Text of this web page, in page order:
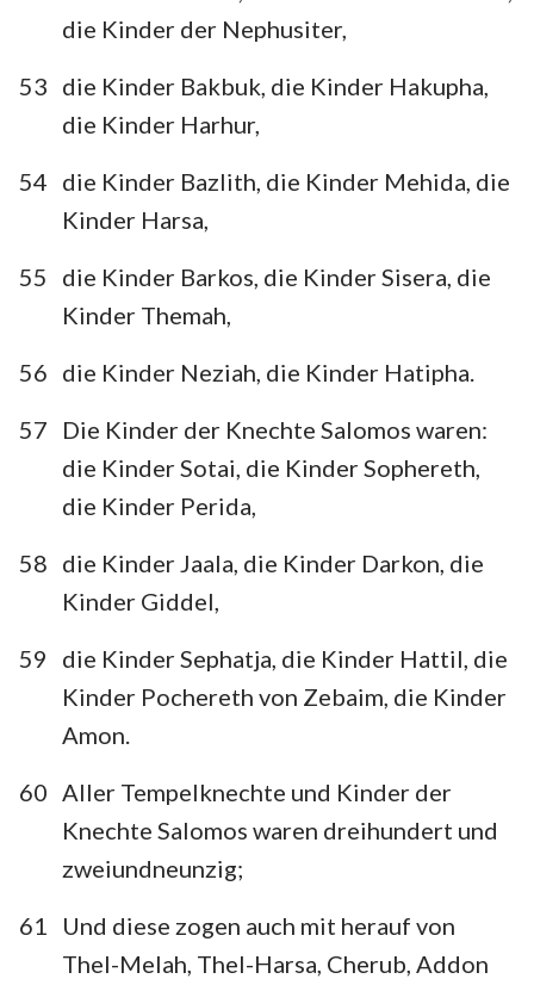
die Kinder der Nephusiter,
53 die Kinder Bakbuk, die Kinder Hakupha,
die Kinder Harhur,
54 die Kinder Bazlith, die Kinder Mehida, die
Kinder Harsa,
55
die Kinder Barkos, die Kinder Sisera, die
Kinder Themah,
56 die Kinder Neziah, die Kinder Hatipha.
57
Die Kinder der Knechte Salomos waren:
die Kinder Sotai, die Kinder Sophereth,
die Kinder Perida,
58 die Kinder Jaala, die Kinder Darkon, die
Kinder Giddel,
59
die Kinder Sephatja, die Kinder Hattil, die
Kinder Pochereth von Zebaim, die Kinder
Amon.
60 Aller Tempelknechte und Kinder der
Knechte Salomos waren dreihundert und
zweiundneunzig;
61
Und diese zogen auch mit herauf von
Thel-Melah, Thel-Harsa, Cherub, Addon